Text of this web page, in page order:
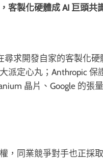
客製化硬體成 AI 巨頭共
尋求開發自家的客製化
派定心丸；Anthropic
晶片、Google 的
，同業競爭對手也正採